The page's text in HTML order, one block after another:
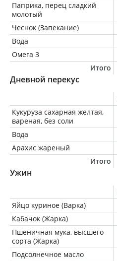
Паприка, перец сладкий
молотый
Чеснок (Запекание)
Вода
Омега 3
Итого
Дневной перекус
Кукуруза сахарная желтая,
вареная, без соли
Вода
Арахис жареный
Итого
Ужин
Яйцо куриное (Варка)
Кабачок (Жарка)
Пшеничная мука, высшего
сорта (Жарка)
Подсолнечное масло